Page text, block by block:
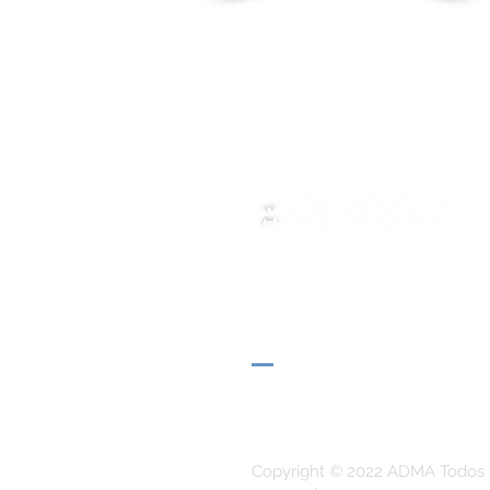
Copyright © 2022 ADMA